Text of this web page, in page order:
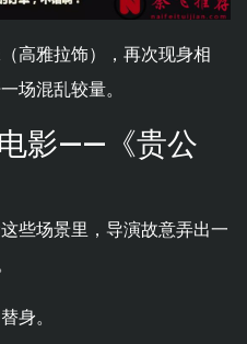
高雅拉饰），再次现身相
场混乱较量。
影——《贵公
些场景里，导演故意弄出一
身。